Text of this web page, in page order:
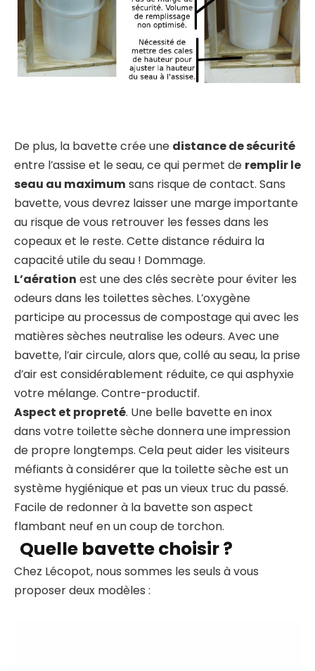
De plus, la bavette crée une distance de sécurité
entre l’assise et le seau, ce qui permet de remplir le
seau au maximum sans risque de contact. Sans
bavette, vous devrez laisser une marge importante
au risque de vous retrouver les fesses dans les
copeaux et le reste. Cette distance réduira la
capacité utile du seau ! Dommage.
L’aération est une des clés secrète pour éviter les
odeurs dans les toilettes sèches. L’oxygène
participe au processus de compostage qui avec les
matières sèches neutralise les odeurs. Avec une
bavette, l’air circule, alors que, collé au seau, la prise
d’air est considérablement réduite, ce qui asphyxie
votre mélange. Contre-productif.
Aspect et propreté. Une belle bavette en inox
dans votre toilette sèche donnera une impression
de propre longtemps. Cela peut aider les visiteurs
méfiants à considérer que la toilette sèche est un
système hygiénique et pas un vieux truc du passé.
Facile de redonner à la bavette son aspect
flambant neuf en un coup de torchon.
Quelle bavette choisir ?
Chez Lécopot, nous sommes les seuls à vous
proposer deux modèles :